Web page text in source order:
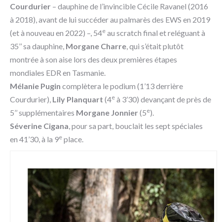
Courdurier – dauphine de l’invincible Cécile Ravanel (2016
à 2018), avant de lui succéder au palmarès des EWS en 2019
(et à nouveau en 2022) –, 54e au scratch final et reléguant à
35’’ sa dauphine, Morgane Charre, qui s’était plutôt
montrée à son aise lors des deux premières étapes
mondiales EDR en Tasmanie.
Mélanie Pugin complètera le podium (1’13 derrière
Courdurier), Lily Planquart (4e à 3’30) devançant de près de
5’’ supplémentaires Morgane Jonnier (5e).
Séverine Cigana, pour sa part, bouclait les sept spéciales
en 41’30, à la 9e place.